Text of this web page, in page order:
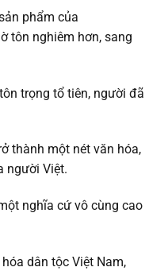
phẩm của
tôn nghiêm hơn, sang
trọng tổ tiên, người đã
thành một nét văn hóa,
người Việt.
nghĩa cứ vô cùng cao
dân tộc Việt Nam,